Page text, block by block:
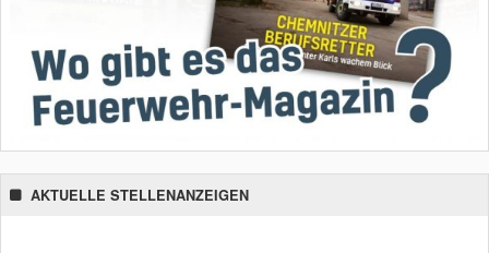
AKTUELLE STELLENANZEIGEN